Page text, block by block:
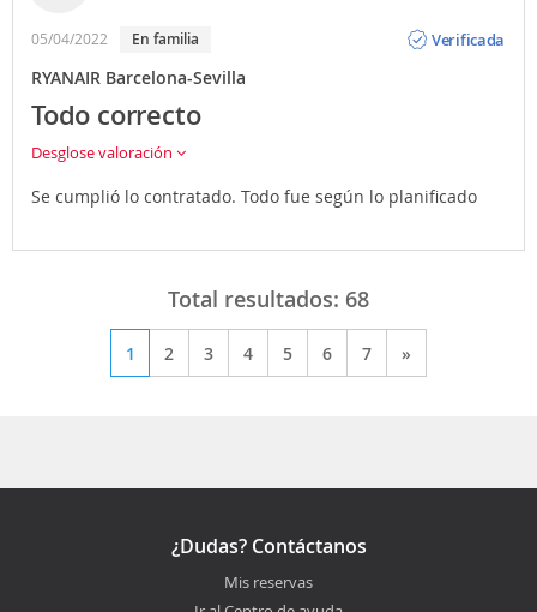
05/04/2022 en familia
Verificada
RYANAIR Barcelona-Sevilla
Todo correcto
Desglose valoración
Se cumplió lo contratado. Todo fue según lo planificado
Total resultados: 68
1 2 3 4 5 6 7 »
¿Dudas? Contáctanos
Mis reservas